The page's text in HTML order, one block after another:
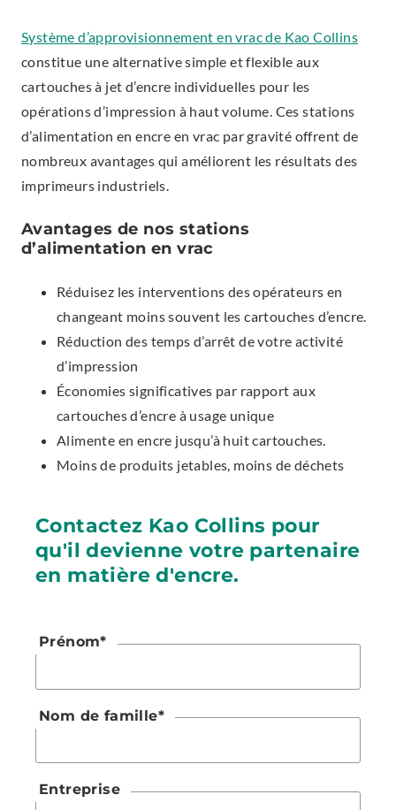
Système d’approvisionnement en vrac de Kao Collins
constitue une alternative simple et flexible aux
cartouches à jet d’encre individuelles pour les
opérations d’impression à haut volume. Ces stations
d’alimentation en encre en vrac par gravité offrent de
nombreux avantages qui améliorent les résultats des
imprimeurs industriels.
Avantages de nos stations
d’alimentation en vrac
Réduisez les interventions des opérateurs en
changeant moins souvent les cartouches d’encre.
Réduction des temps d’arrêt de votre activité
d’impression
Économies significatives par rapport aux
cartouches d’encre à usage unique
Alimente en encre jusqu’à huit cartouches.
Moins de produits jetables, moins de déchets
Contactez Kao Collins pour
qu'il devienne votre partenaire
en matière d'encre.
Prénom*
Nom de famille*
Entreprise